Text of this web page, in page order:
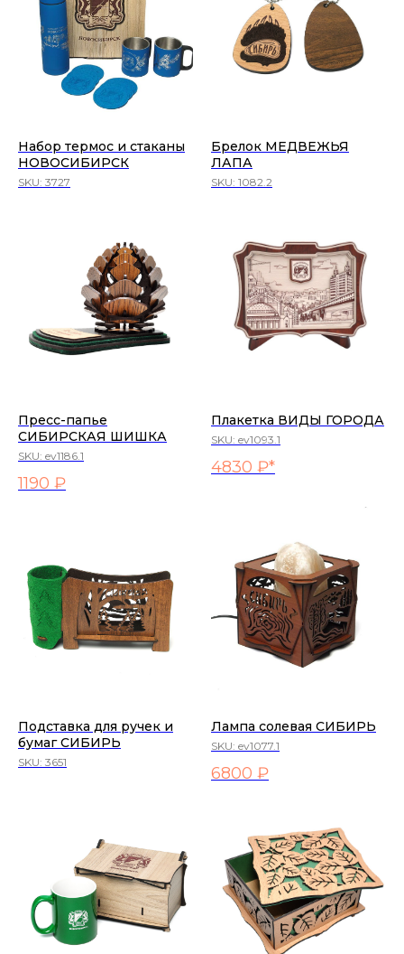
Набор термос и стаканы
НОВОСИБИРСК
SKU: 3727
Брелок МЕДВЕЖЬЯ
ЛАПА
SKU: 1082.2
Пресс-папье
СИБИРСКАЯ ШИШКА
SKU: ev1186.1
1190 ₽
Плакетка ВИДЫ ГОРОДА
SKU: ev1093.1
4830 ₽*
Подставка для ручек и
бумаг СИБИРЬ
SKU: 3651
Лампа солевая СИБИРЬ
SKU: ev1077.1
6800 ₽